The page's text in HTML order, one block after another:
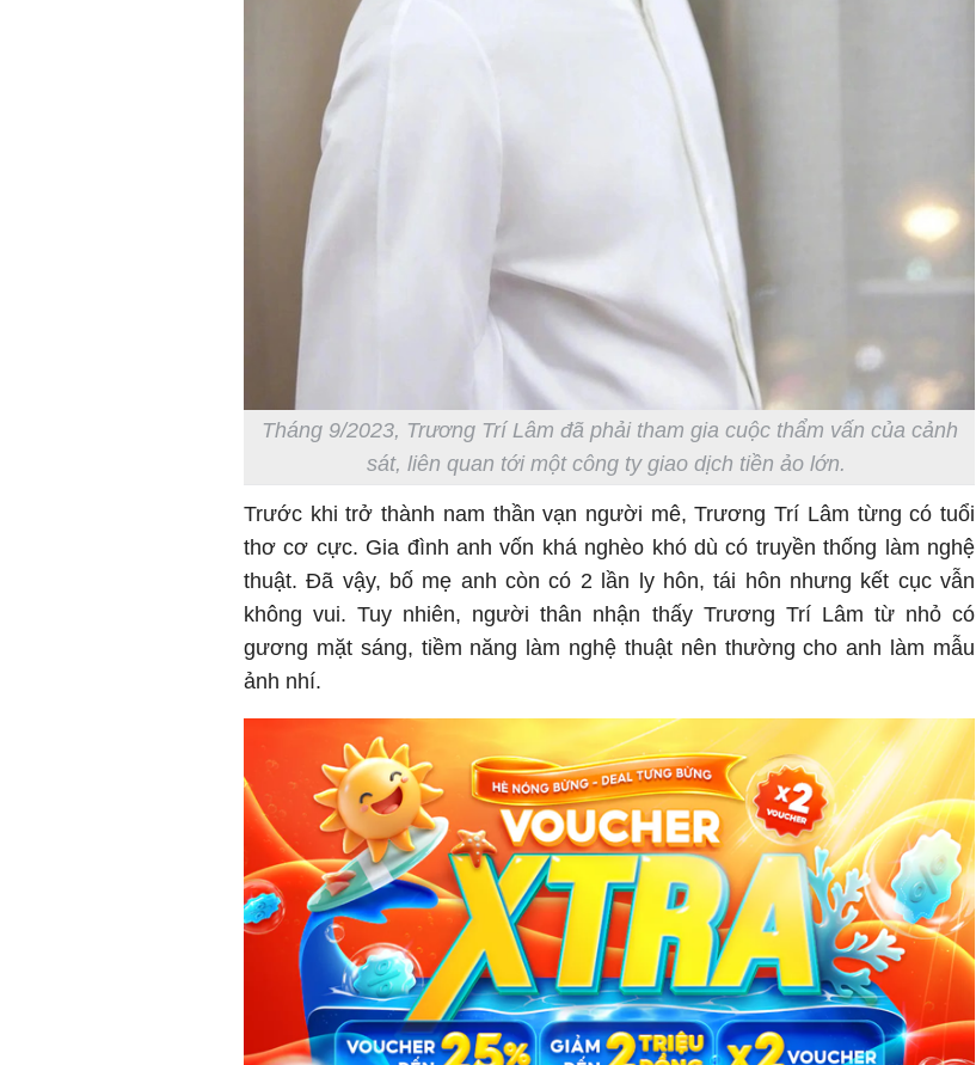
Tháng 9/2023, Trương Trí Lâm đã phải tham gia cuộc thẩm vấn của cảnh
sát, liên quan tới một công ty giao dịch tiền ảo lớn.
Trước khi trở thành nam thần vạn người mê, Trương Trí Lâm từng có tuổi
thơ cơ cực. Gia đình anh vốn khá nghèo khó dù có truyền thống làm nghệ
thuật. Đã vậy, bố mẹ anh còn có 2 lần ly hôn, tái hôn nhưng kết cục vẫn
không vui. Tuy nhiên, người thân nhận thấy Trương Trí Lâm từ nhỏ có
gương mặt sáng, tiềm năng làm nghệ thuật nên thường cho anh làm mẫu
ảnh nhí.